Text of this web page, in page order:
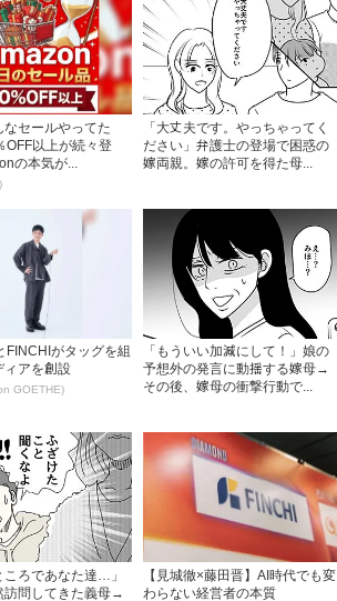
なセールやってた
OFF以上が続々登
の本気が...
「大丈夫です。やっちゃってく
ださい」弁護士の登場で困惑の
嫁両親。嫁の許可を得た母...
FINCHIがタッグを組
ィアを創設
GOETHE)
「もういい加減にして！」娘の
予想外の発言に動揺する嫁母→
その後、嫁母の衝撃行動で...
ころであなた達…」
訪問してきた義母→
【見城徹×藤田晋】AI時代でも変
わらない経営者の本質